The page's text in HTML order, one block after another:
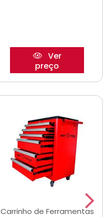
Ver
preço
Carrinho de Ferramentas